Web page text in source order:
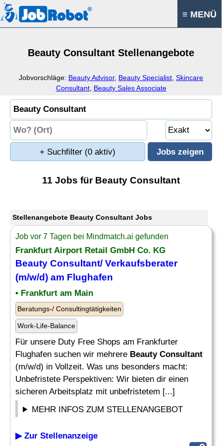
≡ MENÜ
Beauty Consultant Stellenangebote
Jobvorschläge: Beauty Advisor, Beauty Specialist Skincare
Consultant, Beauty Sales Associate
+ Suchfilter (0 aktiv)
11 Jobs für Beauty Consultant
Stellenangebote Beauty Consultant Jobs
Job vor 7 Tagen bei Mindmatch.ai gefunden
Frankfurt Airport Retail GmbH Co. KG
Beauty Consultant/ Verkaufsberater
(m/w/d) am Flughafen
• Frankfurt am Main
Beratungs-/ Consultingtätigkeiten
Work-Life-Balance
Für unsere Duty Free Shops am Frankfurter
Flughafen suchen wir mehrere Beauty Consultant
(m/w/d) in Vollzeit. Was uns besonders macht:
Unbefristete Perspektiven: Wir bieten dir einen
sicheren Arbeitsplatz mit unbefristetem [...]
MEHR INFOS ZUM STELLENANGEBOT
▶ Zur Stellenanzeige